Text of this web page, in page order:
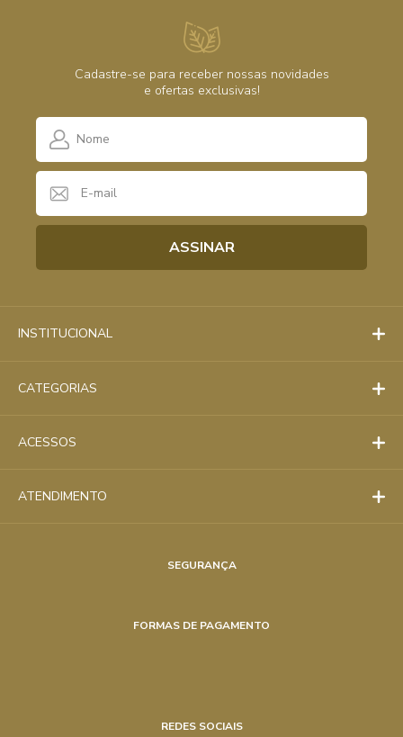
Cadastre-se para receber nossas novidades
e ofertas exclusivas!
INSTITUCIONAL
CATEGORIAS
ACESSOS
ATENDIMENTO
SEGURANÇA
FORMAS DE PAGAMENTO
REDES SOCIAIS